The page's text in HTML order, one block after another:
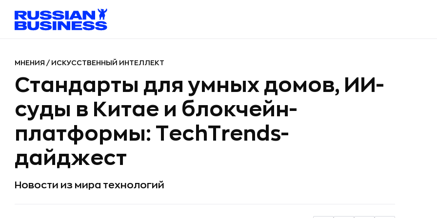
МНЕНИЯ / ИСКУССТВЕННЫЙ ИНТЕЛЛЕКТ
Стандарты для умных домов, ИИ-
суды в Китае и блокчейн-
платформы: TechTrends-
дайджест
Новости из мира технологий